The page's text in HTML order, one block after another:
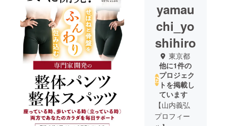
yamau
chi_yo
shihiro
東京都
他に1件の
プロジェク
トを掲載し
ています
【山内義弘
プロフィー